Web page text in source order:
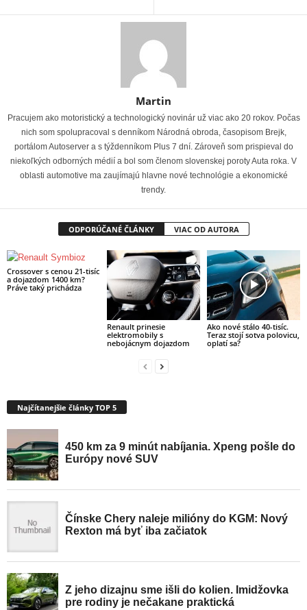
Martin
Pracujem ako motoristický a technologický novinár už viac ako 20 rokov. Počas
nich som spolupracoval s denníkom Národná obroda, časopisom Brejk,
portálom Autoserver a s týždenníkom Plus 7 dní. Zároveň som prispieval do
niekoľkých odborných médií a bol som členom slovenskej poroty Auta roka. V
oblasti automotive ma zaujímajú hlavne nové technológie a ekonomické
trendy.
ODPORÚČANÉ ČLÁNKY VIAC OD AUTORA
Crossover s cenou 21-tisíc
a dojazdom 1400 km?
Práve taký prichádza
Renault prinesie
elektromobily s
nebojácnym dojazdom
Ako nové stálo 40-tisíc.
Teraz stojí sotva polovicu,
oplatí sa?
Najčítanejšie články TOP 5